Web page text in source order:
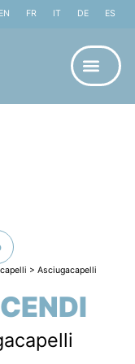
EN FR IT DE ES
> Asciugacapelli